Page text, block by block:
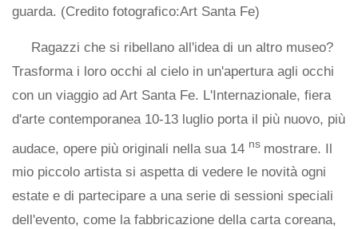
guarda. (Credito fotografico:Art Santa Fe)
Ragazzi che si ribellano all'idea di un altro museo?
Trasforma i loro occhi al cielo in un'apertura agli occhi
con un viaggio ad Art Santa Fe. L'Internazionale, fiera
d'arte contemporanea 10-13 luglio porta il più nuovo, più
audace, opere più originali nella sua 14 ns mostrare. Il
mio piccolo artista si aspetta di vedere le novità ogni
estate e di partecipare a una serie di sessioni speciali
dell'evento, come la fabbricazione della carta coreana,